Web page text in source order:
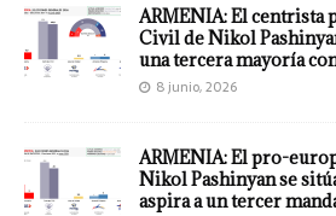
ARMENIA: El
Civil de Nikol
una tercera mayoría
8 junio, 2026
ARMENIA: El pro-
Nikol Pashinyan se
aspira a un tercer